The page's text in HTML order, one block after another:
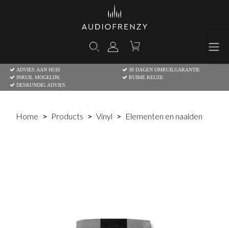
ADVIES AAN HUIS
30 DAGEN OMRUILGARANTIE
INRUIL MOGELIJK
RUIME KEUZE
DESKUNDIG ADVIES
Home Products Vinyl Elementen en naalden